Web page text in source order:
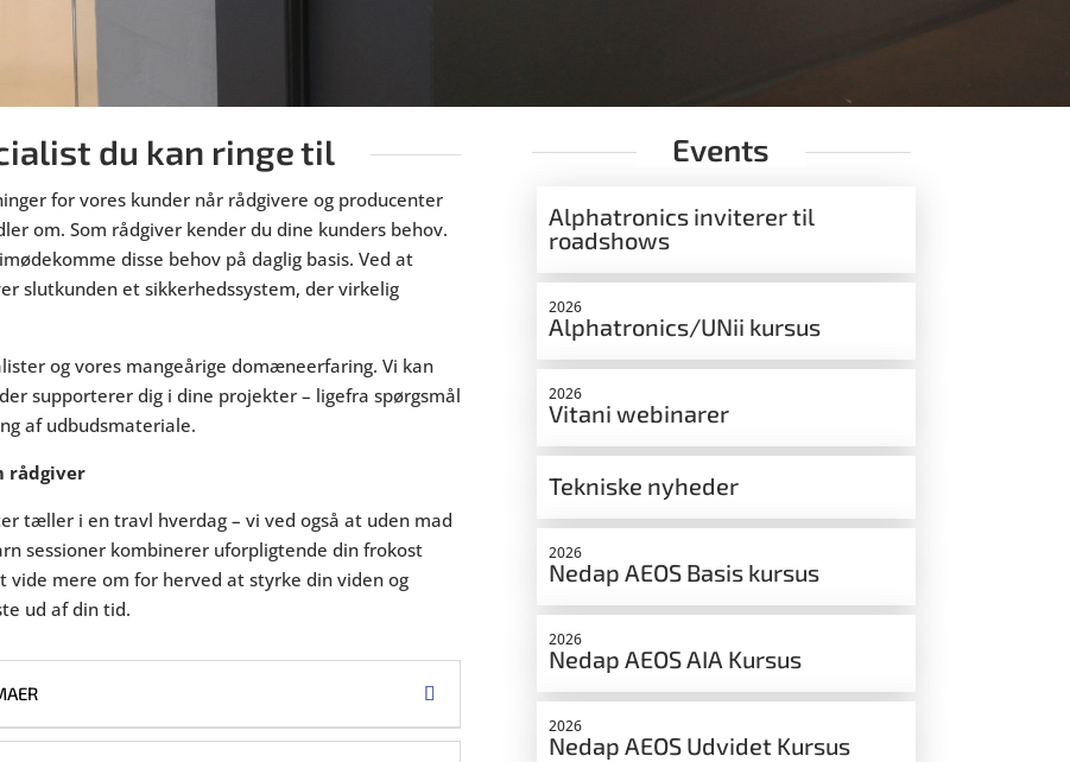
du kan ringe til
for vores kunder når rådgivere og producenter
om. Som rådgiver kender du dine kunders behov.
disse behov på daglig basis. Ved at
slutkunden et sikkerhedssystem, der virkelig
og vores mangeårige domæneerfaring. Vi kan
supporterer dig i dine projekter – ligefra spørgsmål
af udbudsmateriale.
rådgiver
tæller i en travl hverdag – vi ved også at uden mad
sessioner kombinerer uforpligtende din frokost
mere om for herved at styrke din viden og
ud af din tid.
Events
Alphatronics inviterer til
roadshows
2026
Alphatronics/UNii kursus
2026
Vitani webinarer
Tekniske nyheder
2026
Nedap AEOS Basis kursus
2026
Nedap AEOS AIA Kursus
2026
Nedap AEOS Udvidet Kursus